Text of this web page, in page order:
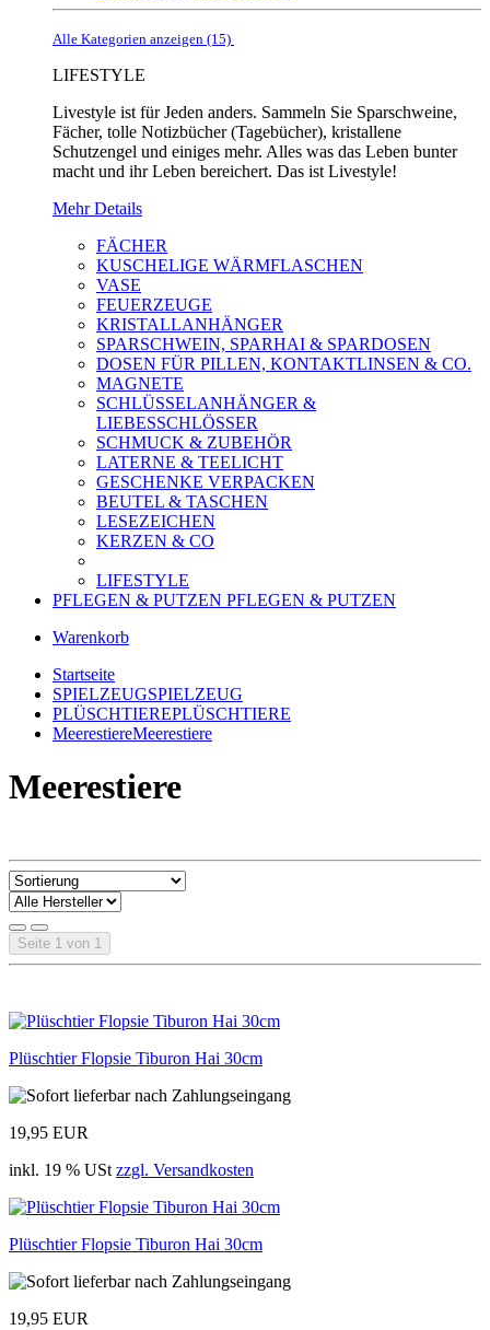
Alle Kategorien anzeigen (15)
LIFESTYLE
Livestyle ist für Jeden anders. Sammeln Sie Sparschweine,
Fächer, tolle Notizbücher (Tagebücher), kristallene
Schutzengel und einiges mehr. Alles was das Leben bunter
macht und ihr Leben bereichert. Das ist Livestyle!
Mehr Details
FÄCHER
KUSCHELIGE WÄRMFLASCHEN
VASE
FEUERZEUGE
KRISTALLANHÄNGER
SPARSCHWEIN, SPARHAI & SPARDOSEN
DOSEN FÜR PILLEN, KONTAKTLINSEN & CO.
MAGNETE
SCHLÜSSELANHÄNGER &
LIEBESSCHLÖSSER
SCHMUCK & ZUBEHÖR
LATERNE & TEELICHT
GESCHENKE VERPACKEN
BEUTEL & TASCHEN
LESEZEICHEN
KERZEN & CO
LIFESTYLE
PFLEGEN & PUTZEN PFLEGEN & PUTZEN
Warenkorb
Startseite
SPIELZEUGSPIELZEUG
PLÜSCHTIEREPLÜSCHTIERE
MeerestiereMeerestiere
Meerestiere
Seite 1 von 1
Plüschtier Flopsie Tiburon Hai 30cm
19,95 EUR
inkl. 19 % USt zzgl. Versandkosten
Plüschtier Flopsie Tiburon Hai 30cm
19,95 EUR